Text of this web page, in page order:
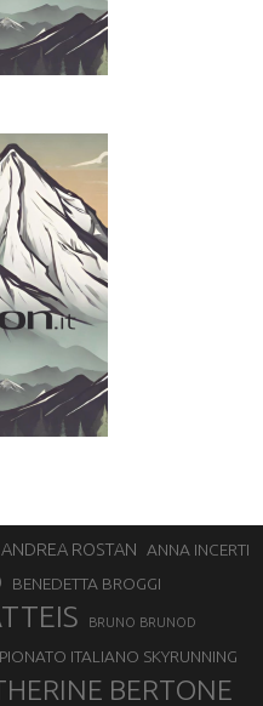
ANDREA ROSTAN ANNA INCERTI
BENEDETTA BROGGI
BRUNO BRUNOD
ITALIANO SKYRUNNING
BERTONE